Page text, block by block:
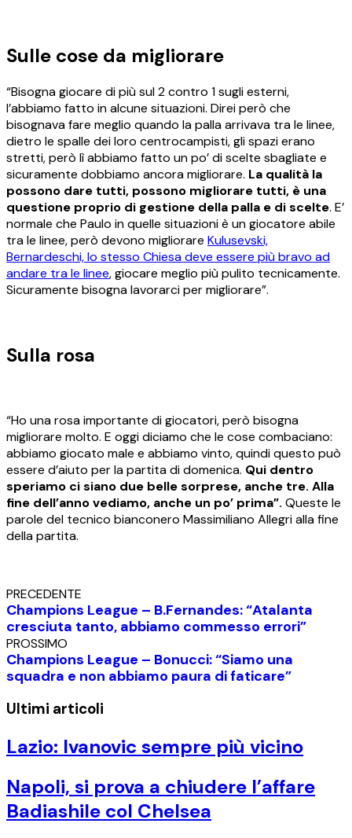
Sulle cose da migliorare
“Bisogna giocare di più sul 2 contro 1 sugli esterni,
l’abbiamo fatto in alcune situazioni. Direi però che
bisognava fare meglio quando la palla arrivava tra le linee,
dietro le spalle dei loro centrocampisti, gli spazi erano
stretti, però lì abbiamo fatto un po’ di scelte sbagliate e
sicuramente dobbiamo ancora migliorare. La qualità la
possono dare tutti, possono migliorare tutti, è una
questione proprio di gestione della palla e di scelte. E’
normale che Paulo in quelle situazioni è un giocatore abile
tra le linee, però devono migliorare Kulusevski,
Bernardeschi, lo stesso Chiesa deve essere più bravo ad
andare tra le linee, giocare meglio più pulito tecnicamente.
Sicuramente bisogna lavorarci per migliorare”.
Sulla rosa
“Ho una rosa importante di giocatori, però bisogna
migliorare molto. E oggi diciamo che le cose combaciano:
abbiamo giocato male e abbiamo vinto, quindi questo può
essere d’aiuto per la partita di domenica. Qui dentro
speriamo ci siano due belle sorprese, anche tre. Alla
fine dell’anno vediamo, anche un po’ prima”. Queste le
parole del tecnico bianconero Massimiliano Allegri alla fine
della partita.
PRECEDENTE
Champions League – B.Fernandes: “Atalanta
cresciuta tanto, abbiamo commesso errori”
PROSSIMO
Champions League – Bonucci: “Siamo una
squadra e non abbiamo paura di faticare”
Ultimi articoli
Lazio: Ivanovic sempre più vicino
Napoli, si prova a chiudere l’affare
Badiashile col Chelsea